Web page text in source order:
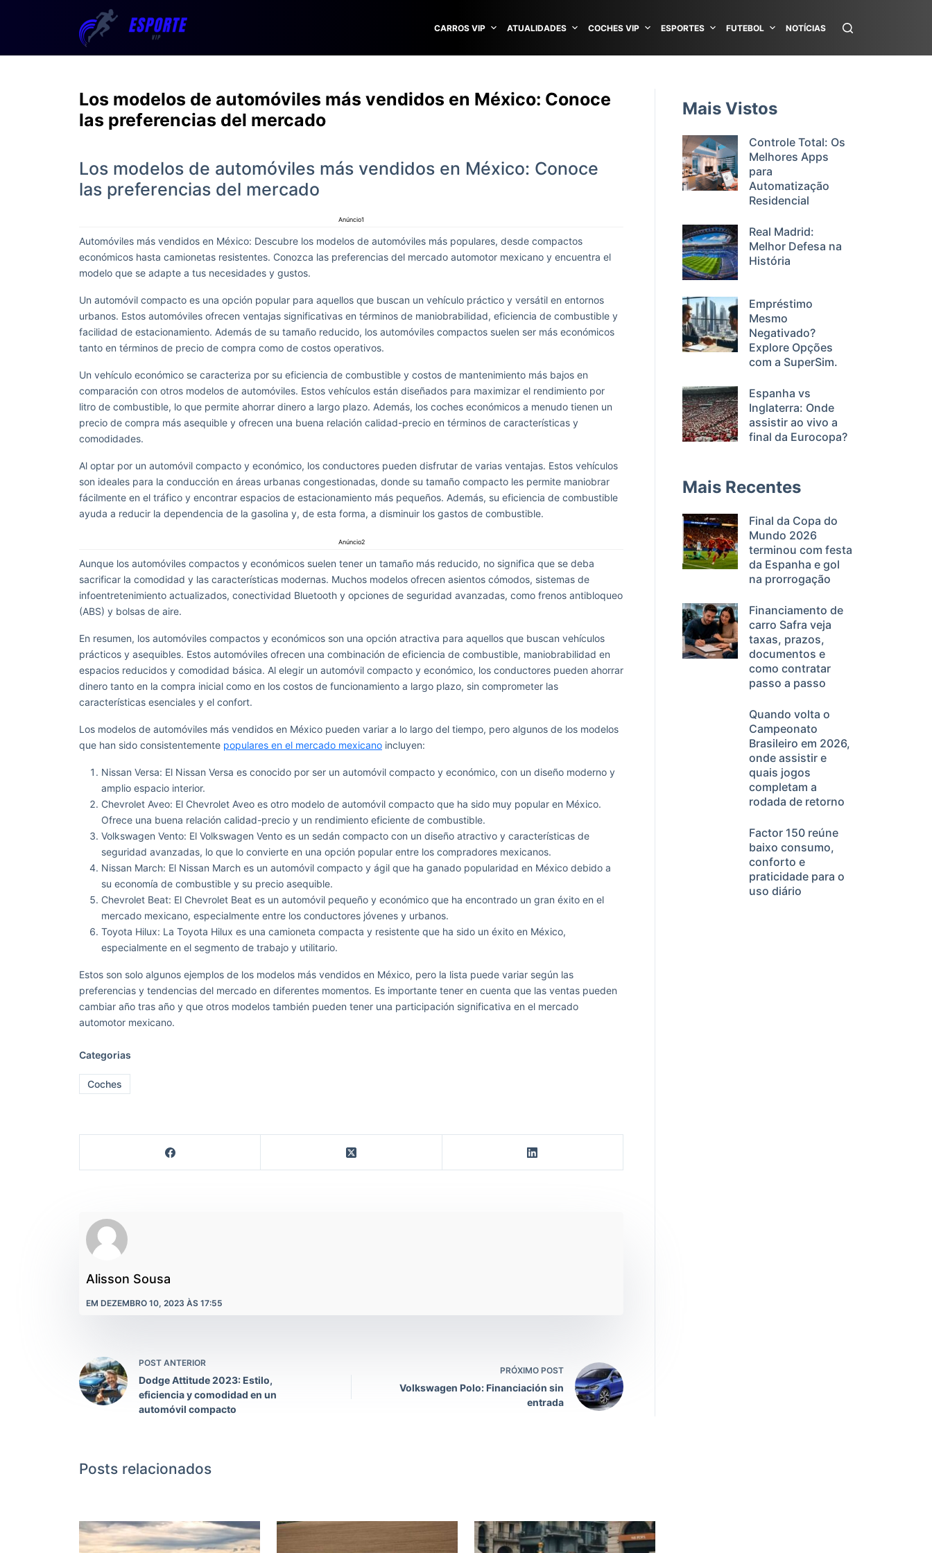
CARROS VIP ATUALIDADES COCHES VIP ESPORTES FUTEBOL NOTÍCIAS
Los modelos de automóviles más vendidos en México: Conoce
las preferencias del mercado
Los modelos de automóviles más vendidos en México: Conoce
las preferencias del mercado
Anúncio1
Automóviles más vendidos en México: Descubre los modelos de automóviles más populares, desde compactos
económicos hasta camionetas resistentes. Conozca las preferencias del mercado automotor mexicano y encuentra el
modelo que se adapte a tus necesidades y gustos.
Un automóvil compacto es una opción popular para aquellos que buscan un vehículo práctico y versátil en entornos
urbanos. Estos automóviles ofrecen ventajas significativas en términos de maniobrabilidad, eficiencia de combustible y
facilidad de estacionamiento. Además de su tamaño reducido, los automóviles compactos suelen ser más económicos
tanto en términos de precio de compra como de costos operativos.
Un vehículo económico se caracteriza por su eficiencia de combustible y costos de mantenimiento más bajos en
comparación con otros modelos de automóviles. Estos vehículos están diseñados para maximizar el rendimiento por
litro de combustible, lo que permite ahorrar dinero a largo plazo. Además, los coches económicos a menudo tienen un
precio de compra más asequible y ofrecen una buena relación calidad-precio en términos de características y
comodidades.
Al optar por un automóvil compacto y económico, los conductores pueden disfrutar de varias ventajas. Estos vehículos
son ideales para la conducción en áreas urbanas congestionadas, donde su tamaño compacto les permite maniobrar
fácilmente en el tráfico y encontrar espacios de estacionamiento más pequeños. Además, su eficiencia de combustible
ayuda a reducir la dependencia de la gasolina y, de esta forma, a disminuir los gastos de combustible.
Anúncio2
Aunque los automóviles compactos y económicos suelen tener un tamaño más reducido, no significa que se deba
sacrificar la comodidad y las características modernas. Muchos modelos ofrecen asientos cómodos, sistemas de
infoentretenimiento actualizados, conectividad Bluetooth y opciones de seguridad avanzadas, como frenos antibloqueo
(ABS) y bolsas de aire.
En resumen, los automóviles compactos y económicos son una opción atractiva para aquellos que buscan vehículos
prácticos y asequibles. Estos automóviles ofrecen una combinación de eficiencia de combustible, maniobrabilidad en
espacios reducidos y comodidad básica. Al elegir un automóvil compacto y económico, los conductores pueden ahorrar
dinero tanto en la compra inicial como en los costos de funcionamiento a largo plazo, sin comprometer las
características esenciales y el confort.
Los modelos de automóviles más vendidos en México pueden variar a lo largo del tiempo, pero algunos de los modelos
que han sido consistentemente populares en el mercado mexicano incluyen:
Nissan Versa: El Nissan Versa es conocido por ser un automóvil compacto y económico, con un diseño moderno y
amplio espacio interior.
Chevrolet Aveo: El Chevrolet Aveo es otro modelo de automóvil compacto que ha sido muy popular en México.
Ofrece una buena relación calidad-precio y un rendimiento eficiente de combustible.
Volkswagen Vento: El Volkswagen Vento es un sedán compacto con un diseño atractivo y características de
seguridad avanzadas, lo que lo convierte en una opción popular entre los compradores mexicanos.
Nissan March: El Nissan March es un automóvil compacto y ágil que ha ganado popularidad en México debido a
su economía de combustible y su precio asequible.
Chevrolet Beat: El Chevrolet Beat es un automóvil pequeño y económico que ha encontrado un gran éxito en el
mercado mexicano, especialmente entre los conductores jóvenes y urbanos.
Toyota Hilux: La Toyota Hilux es una camioneta compacta y resistente que ha sido un éxito en México,
especialmente en el segmento de trabajo y utilitario.
Estos son solo algunos ejemplos de los modelos más vendidos en México, pero la lista puede variar según las
preferencias y tendencias del mercado en diferentes momentos. Es importante tener en cuenta que las ventas pueden
cambiar año tras año y que otros modelos también pueden tener una participación significativa en el mercado
automotor mexicano.
Categorias
Coches
Alisson Sousa
EM DEZEMBRO 10, 2023 ÀS 17:55
POST ANTERIOR
Dodge Attitude 2023: Estilo,
eficiencia y comodidad en un
automóvil compacto
PRÓXIMO POST
Volkswagen Polo: Financiación sin
entrada
Mais Vistos
Controle Total: Os
Melhores Apps
para
Automatização
Residencial
Real Madrid:
Melhor Defesa na
História
Empréstimo
Mesmo
Negativado?
Explore Opções
com a SuperSim.
Espanha vs
Inglaterra: Onde
assistir ao vivo a
final da Eurocopa?
Mais Recentes
Final da Copa do
Mundo 2026
terminou com festa
da Espanha e gol
na prorrogação
Financiamento de
carro Safra veja
taxas, prazos,
documentos e
como contratar
passo a passo
Quando volta o
Campeonato
Brasileiro em 2026,
onde assistir e
quais jogos
completam a
rodada de retorno
Factor 150 reúne
baixo consumo,
conforto e
praticidade para o
uso diário
Posts relacionados